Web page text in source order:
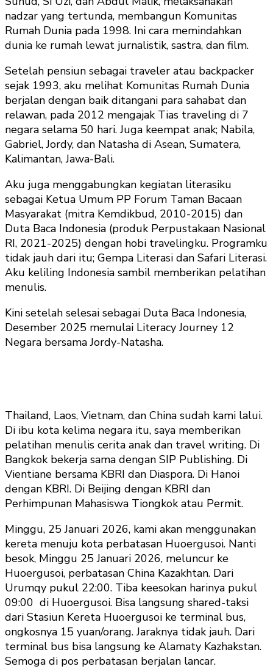
nadzar yang tertunda, membangun Komunitas
Rumah Dunia pada 1998. Ini cara memindahkan
dunia ke rumah lewat jurnalistik, sastra, dan film.
Setelah pensiun sebagai traveler atau backpacker
sejak 1993, aku melihat Komunitas Rumah Dunia
berjalan dengan baik ditangani para sahabat dan
relawan, pada 2012 mengajak Tias traveling di 7
negara selama 50 hari. Juga keempat anak; Nabila,
Gabriel, Jordy, dan Natasha di Asean, Sumatera,
Kalimantan, Jawa-Bali.
Aku juga menggabungkan kegiatan literasiku
sebagai Ketua Umum PP Forum Taman Bacaan
Masyarakat (mitra Kemdikbud, 2010-2015) dan
Duta Baca Indonesia (produk Perpustakaan Nasional
RI, 2021-2025) dengan hobi travelingku. Programku
tidak jauh dari itu; Gempa Literasi dan Safari Literasi.
Aku keliling Indonesia sambil memberikan pelatihan
menulis.
Kini setelah selesai sebagai Duta Baca Indonesia,
Desember 2025 memulai Literacy Journey 12
Negara bersama Jordy-Natasha.
Thailand, Laos, Vietnam, dan China sudah kami lalui.
Di ibu kota kelima negara itu, saya memberikan
pelatihan menulis cerita anak dan travel writing. Di
Bangkok bekerja sama dengan SIP Publishing. Di
Vientiane bersama KBRI dan Diaspora. Di Hanoi
dengan KBRI. Di Beijing dengan KBRI dan
Perhimpunan Mahasiswa Tiongkok atau Permit.
Minggu, 25 Januari 2026, kami akan menggunakan
kereta menuju kota perbatasan Huoergusoi. Nanti
besok, Minggu 25 Januari 2026, meluncur ke
Huoergusoi, perbatasan China Kazakhtan. Dari
Urumqy pukul 22:00. Tiba keesokan harinya pukul
09:00 di Huoergusoi. Bisa langsung shared-taksi
dari Stasiun Kereta Huoergusoi ke terminal bus,
ongkosnya 15 yuan/orang. Jaraknya tidak jauh. Dari
terminal bus bisa langsung ke Alamaty Kazhakstan.
Semoga di pos perbatasan berjalan lancar.